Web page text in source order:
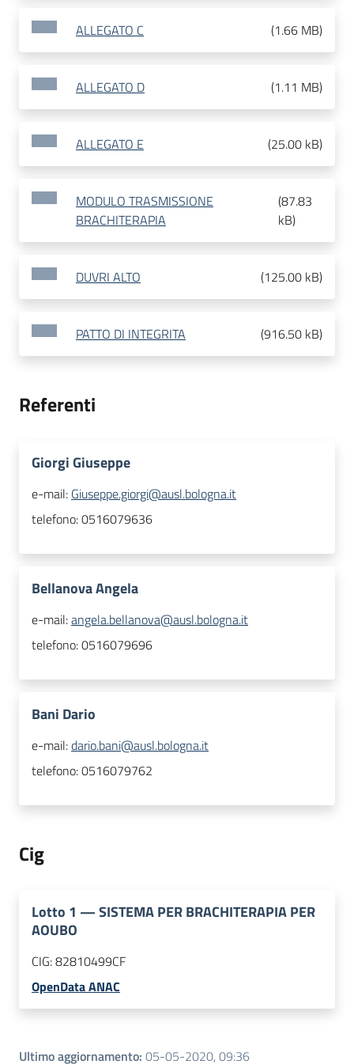
ALLEGATO C (1.66 MB)
ALLEGATO D (1.11 MB)
ALLEGATO E (25.00 kB)
MODULO TRASMISSIONE
BRACHITERAPIA
(87.83
kB)
DUVRI ALTO (125.00 kB)
PATTO DI INTEGRITA (916.50 kB)
Referenti
Giorgi Giuseppe
e-mail: Giuseppe.giorgi@ausl.bologna.it
telefono:0516079636
Bellanova Angela
e-mail:angela.bellanova@ausl.bologna.it
telefono:0516079696
Bani Dario
e-mail:dario.bani@ausl.bologna.it
telefono:0516079762
Cig
Lotto 1 —SISTEMA PER BRACHITERAPIA PER
AOUBO
CIG:82810499CF
OpenData ANAC
Ultimo aggiornamento: 05-05-2020, 09:36